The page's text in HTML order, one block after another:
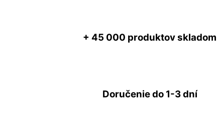
+ 45 000 produktov skladom
Doručenie do1-3 dní